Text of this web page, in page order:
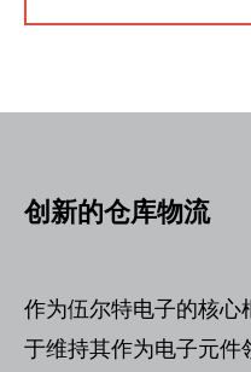
创新的仓库物流
作为伍尔特电子的核
于维持其作为电子元件